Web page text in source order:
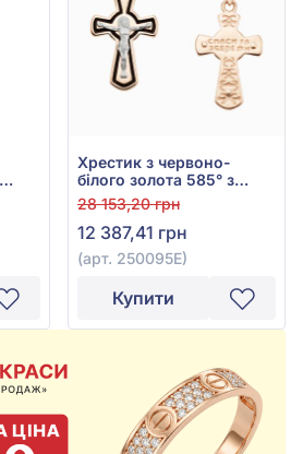
Хрестик з червоно-
білого золота 585° з
чорною емаллю, арт.
250095Е
28 153,20 грн
12 387,41 грн
(арт. 250095Е)
Купити